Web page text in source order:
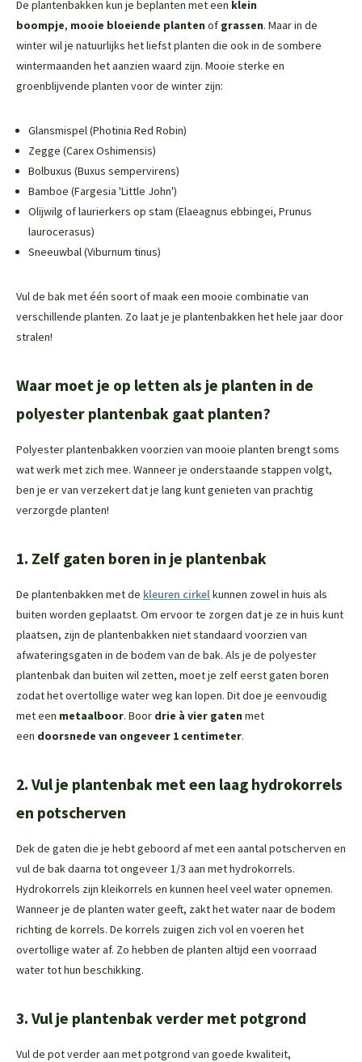
De plantenbakken kun je beplanten met een klein
boompje, mooie bloeiende planten of grassen. Maar in de
winter wil je natuurlijks het liefst planten die ook in de sombere
wintermaanden het aanzien waard zijn. Mooie sterke en
groenblijvende planten voor de winter zijn:
Glansmispel (Photinia Red Robin)
Zegge (Carex Oshimensis)
Bolbuxus (Buxus sempervirens)
Bamboe (Fargesia 'Little John')
Olijwilg of laurierkers op stam (Elaeagnus ebbingei, Prunus
laurocerasus)
Sneeuwbal (Viburnum tinus)
Vul de bak met één soort of maak een mooie combinatie van
verschillende planten. Zo laat je je plantenbakken het hele jaar door
stralen!
Waar moet je op letten als je planten in de
polyester plantenbak gaat planten?
Polyester plantenbakken voorzien van mooie planten brengt soms
wat werk met zich mee. Wanneer je onderstaande stappen volgt,
ben je er van verzekert dat je lang kunt genieten van prachtig
verzorgde planten!
1. Zelf gaten boren in je plantenbak
De plantenbakken met de kleuren cirkelkunnen zowel in huis als
buiten worden geplaatst. Om ervoor te zorgen dat je ze in huis kunt
plaatsen, zijn de plantenbakken niet standaard voorzien van
afwateringsgaten in de bodem van de bak. Als je de polyester
plantenbak dan buiten wil zetten, moet je zelf eerst gaten boren
zodat het overtollige water weg kan lopen. Dit doe je eenvoudig
met een metaalboor. Boor drie à vier gaten met
een doorsnede van ongeveer 1 centimeter.
2. Vul je plantenbak met een laag hydrokorrels
en potscherven
Dek de gaten die je hebt geboord af met een aantal potscherven en
vul de bak daarna tot ongeveer 1/3 aan met hydrokorrels.
Hydrokorrels zijn kleikorrels en kunnen heel veel water opnemen.
Wanneer je de planten water geeft, zakt het water naar de bodem
richting de korrels. De korrels zuigen zich vol en voeren het
overtollige water af. Zo hebben de planten altijd een voorraad
water tot hun beschikking.
3. Vul je plantenbak verder met potgrond
Vul de pot verder aan met potgrond van goede kwaliteit,